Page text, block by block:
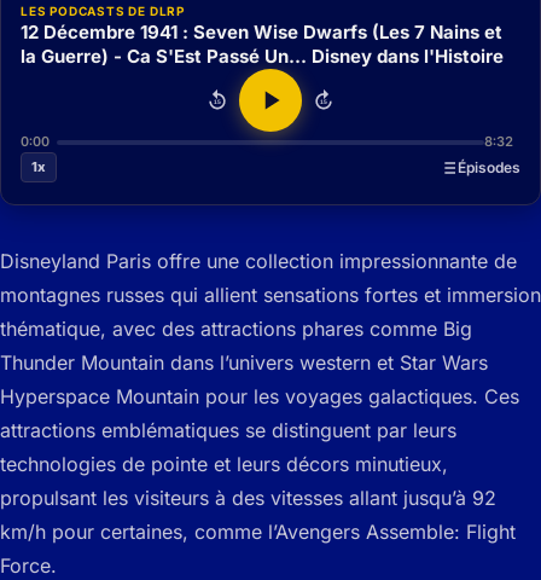
LES PODCASTS DE DLRP
12 Décembre 1941 : Seven Wise Dwarfs (Les 7 Nains et
la Guerre) - Ca S'Est Passé Un... Disney dans l'Histoire
15 15
0:00
8:32
1x
Épisodes
Disneyland Paris offre une collection impressionnante de
montagnes russes qui allient sensations fortes et immersion
thématique, avec des attractions phares comme Big
Thunder Mountain dans l’univers western et Star Wars
Hyperspace Mountain pour les voyages galactiques. Ces
attractions emblématiques se distinguent par leurs
technologies de pointe et leurs décors minutieux,
propulsant les visiteurs à des vitesses allant jusqu’à 92
km/h pour certaines, comme l’Avengers Assemble: Flight
Force.